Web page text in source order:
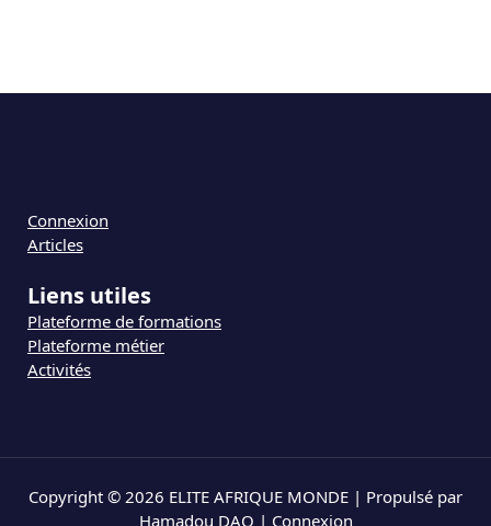
Connexion
Articles
Liens utiles
Plateforme de formations
Plateforme métier
Activités
Copyright © 2026 ELITE AFRIQUE MONDE | Propulsé par
Hamadou DAO | Connexion